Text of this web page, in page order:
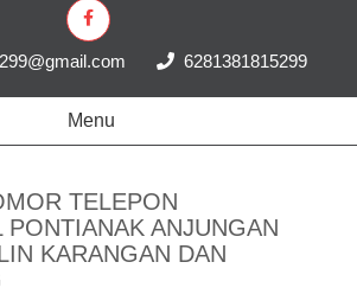
6281381815299
Menu
TELEPON
PONTIANAK ANJUNGAN
KARANGAN DAN